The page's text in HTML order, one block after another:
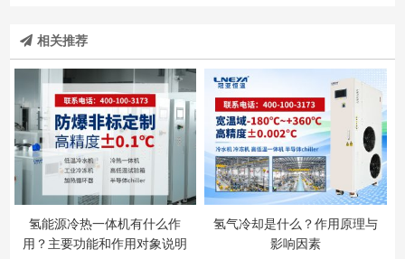
相关推荐
氢能源冷热一体机有什么作
用？主要功能和作用对象说明
氢气冷却是什么？作用原理与
影响因素